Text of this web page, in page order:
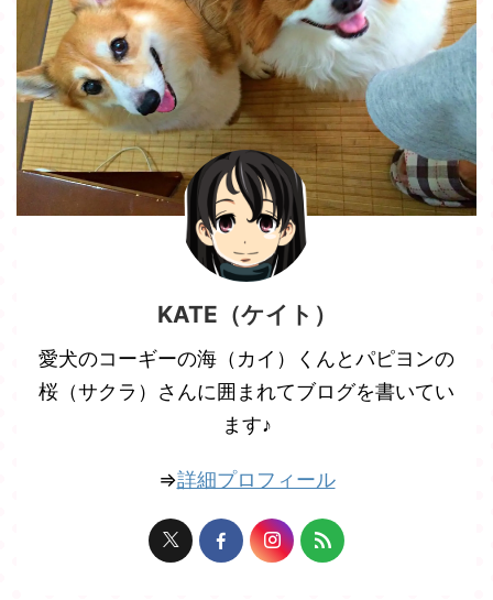
KATE（ケイト）
愛犬のコーギーの海（カイ）くんとパピヨンの
桜（サクラ）さんに囲まれてブログを書いてい
ます♪
⇒詳細プロフィール